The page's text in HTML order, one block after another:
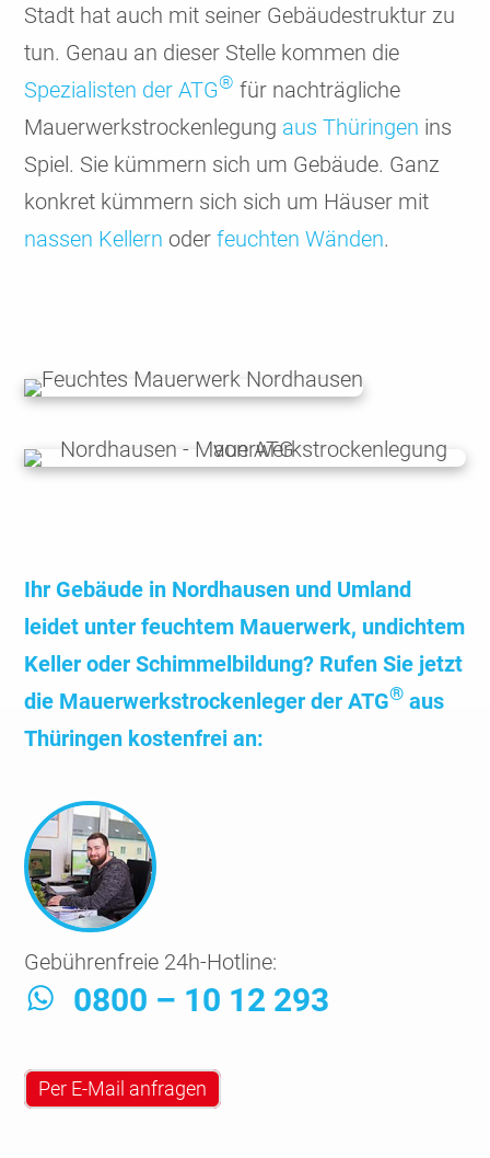
Stadt hat auch mit seiner Gebäude­struktur zu
tun. Genau an dieser Stelle kommen die
Spezia­listen der ATG® für nach­träg­liche
Mauer­werks­trocken­legung aus Thüringen ins
Spiel. Sie kümmern sich um Gebäude. Ganz
konkret kümmern sich sich um Häuser mit
nassen Kellern oderfeuchten Wänden.
Ihr Gebäude in Nord­hausen und Umland
leidet unter feuchtem Mauer­werk, undichtem
Keller oder Schimmel­bildung? Rufen Sie jetzt
die Mauer­werks­trocken­leger der ATG® aus
Thüringen kosten­frei an:
Gebührenfreie 24h-Hotline:
0800 – 10 12 293
Per E-Mail anfragen